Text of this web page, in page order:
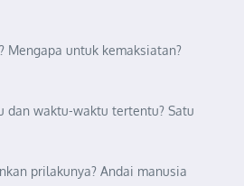
Mengapa untuk kemaksiatan?
dan waktu-waktu tertentu? Satu
prilakunya? Andai manusia